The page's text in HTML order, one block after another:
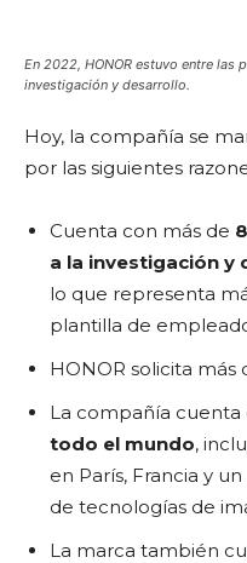
En 2022, HONOR estuvo entre las
investigación y desarrollo.
Hoy, la compañía se
por las siguientes
Cuenta con más de
a la investigación y
lo que representa
plantilla de
HONOR solicita más
La compañía cuenta
todo el mundo,
en París, Francia y
de tecnologías de
La marca también